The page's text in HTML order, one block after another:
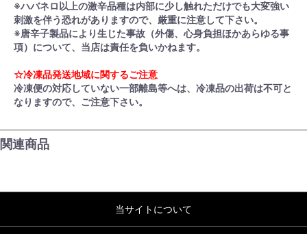
※ハバネロ以上の激辛品種は内部に少し触れただけでも大変強い
刺激を伴う恐れがありますので、厳重に注意して下さい。
※唐辛子製品により生じた事故（外傷、心身負担ほかあらゆる事
項）について、当店は責任を負いかねます。
☆冷凍品発送地域に関するご注意
冷凍便の対応していない一部離島等へは、冷凍品の出荷は不可と
なりますので、ご注意下さい。
関連商品
当サイトについて